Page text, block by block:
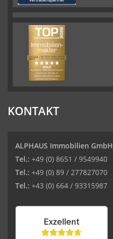
KONTAKT
ALPHAUS Immobilien GmbH
Tel.: +49 (0) 8651 / 9549940
Tel.: +49 (0) 89 / 277827070
Tel.: +43 (0) 664 / 93315987